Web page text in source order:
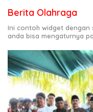
Berita Olahraga
Ini contoh widget dengan
anda bisa mengaturnya